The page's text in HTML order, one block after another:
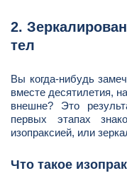
2.
тел
Вы когда-нибудь
вместе десятилетия,
внешне? Это
первых этапах
изопраксией, или
Что такое